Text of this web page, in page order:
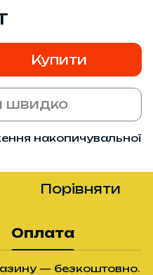
Купити
швидко
накопичувальної
Порівняти
Оплата
— безкоштовно.